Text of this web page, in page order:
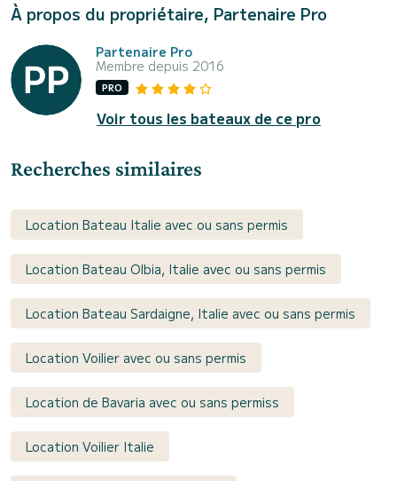
À propos du propriétaire, Partenaire Pro
Partenaire Pro
Membre depuis 2016
PRO
Voir tous les bateaux de ce pro
Recherches similaires
Location Bateau Italie avec ou sans permis
Location Bateau Olbia, Italie avec ou sans permis
Location Bateau Sardaigne, Italie avec ou sans permis
Location Voilier avec ou sans permis
Location de Bavaria avec ou sans permiss
Location Voilier Italie